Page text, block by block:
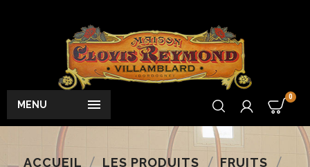

MENU
0
ACCUEIL LES PRODUITS
FRUITS